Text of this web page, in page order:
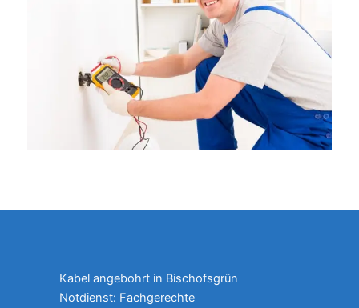
Kabel angebohrt in Bischofsgrün
Notdienst: Fachgerechte